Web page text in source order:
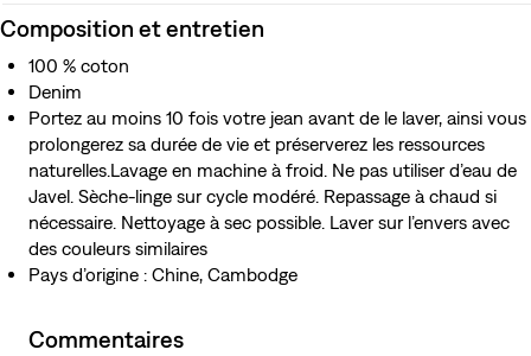
Composition et entretien
100 % coton
Denim
Portez au moins 10 fois votre jean avant de le laver, ainsi vous
prolongerez sa durée de vie et préserverez les ressources
naturelles.Lavage en machine à froid. Ne pas utiliser d’eau de
Javel. Sèche-linge sur cycle modéré. Repassage à chaud si
nécessaire. Nettoyage à sec possible. Laver sur l’envers avec
des couleurs similaires
Pays d’origine : Chine, Cambodge
Commentaires